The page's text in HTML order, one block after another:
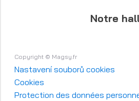
Notre
Copyright © Magsy.fr
Nastavení souborů cookies
Cookies
Protection des données